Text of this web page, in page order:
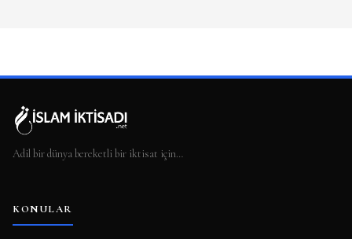
Adil bir dünya bereketli bir iktisat için…
KONULAR